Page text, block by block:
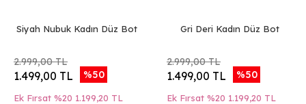
Siyah Nubuk Kadın Düz Bot
2.999,00 TL
1.499,00 TL %50
Ek Fırsat %20 1.199,20 TL
Gri Deri Kadın Düz Bot
2.999,00 TL
1.499,00 TL %50
Ek Fırsat %20 1.199,20 TL